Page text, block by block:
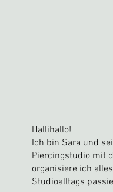
Hallihallo!
Ich bin Sara und
Piercingstudio mit
organisiere ich
Studioalltags